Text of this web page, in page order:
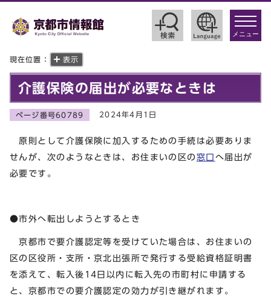
toggle
メニュー
現在位置： 表示
介護保険の届出が必要なときは
ページ番号60789 2024年4月1日
原則として介護保険に加入するための手続は必要ありま
せんが、次のようなときは、お住まいの区の 窓口 へ届出が
必要です。
●市外へ転出しようとするとき
京都市で要介護認定等を受けていた場合は、お住まいの
区の区役所・支所・京北出張所で発行する受給資格証明書
を添えて、転入後14日以内に転入先の市町村に申請する
と、京都市での要介護認定の効力が引き継がれます。